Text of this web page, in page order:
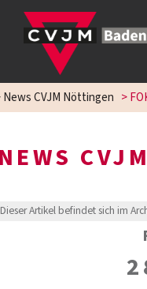
News CVJM Nöttingen >
NEWS
Dieser Artikel befindet sich im